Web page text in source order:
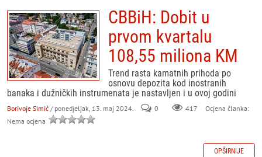
CBBiH: Dobit u
prvom kvartalu
108,55 miliona KM
Trend rasta kamatnih prihoda po
osnovu depozita kod inostranih
banaka i dužničkih instrumenata je nastavljen i u ovoj godini
Borivoje Simić / ponedjeljak, 13. maj 2024. 0 417
Ocjena članka:
Nema ocjena
OPŠIRNIJE